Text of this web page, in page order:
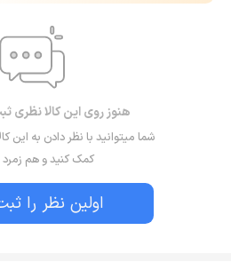
هنوز روی این کالا نظری
شما میتوانید با نظر دادن به این
کمک کنید و هم زمرد
اولین نظر را